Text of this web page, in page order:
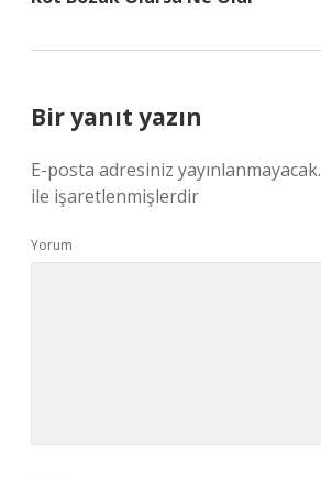
Bir yanıt yazın
E-posta adresiniz yayınlanmayacak.
ile işaretlenmişlerdir
Yorum